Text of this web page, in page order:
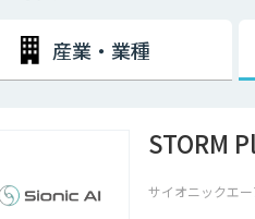
産業・業種
STORM
サイオニックエ